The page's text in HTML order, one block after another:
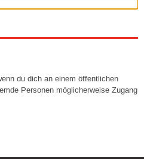
du dich an einem öffentlichen
Personen möglicherweise Zugang